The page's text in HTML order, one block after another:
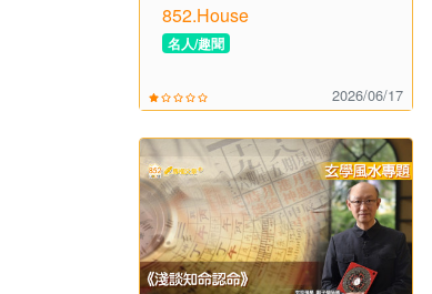
852.House
名人/趣聞
2026/06/17